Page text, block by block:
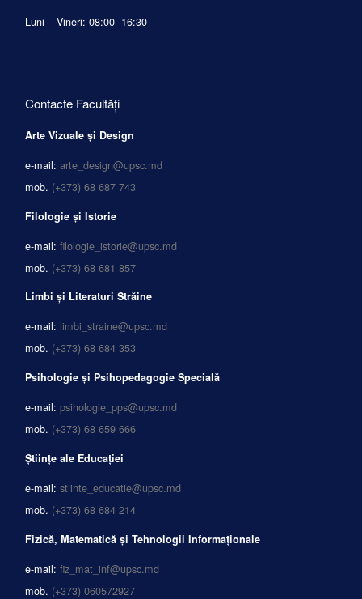
Luni – Vineri: 08:00 -16:30
Contacte Facultăți
Arte Vizuale și Design
e-mail: arte_design@upsc.md
mob. (+373) 68 687 743
Filologie și Istorie
e-mail: filologie_istorie@upsc.md
mob. (+373) 68 681 857
Limbi și Literaturi Străine
e-mail: limbi_straine@upsc.md
mob. (+373) 68 684 353
Psihologie și Psihopedagogie Specială
e-mail: psihologie_pps@upsc.md
mob. (+373) 68 659 666
Științe ale Educației
e-mail: stiinte_educatie@upsc.md
mob. (+373) 68 684 214
Fizică, Matematică și Tehnologii Informaționale
e-mail: fiz_mat_inf@upsc.md
mob. (+373) 060572927